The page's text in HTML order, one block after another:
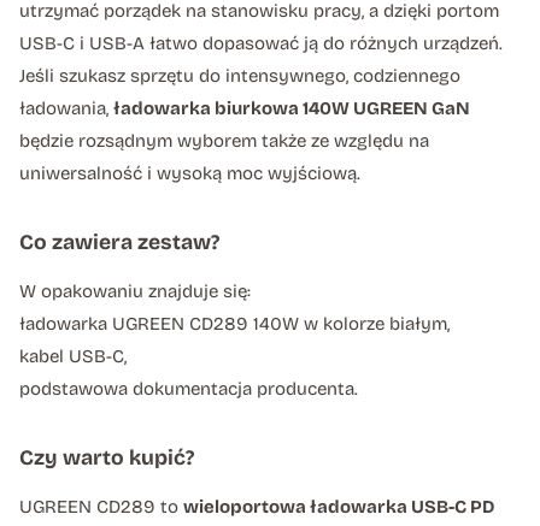
utrzymać porządek na stanowisku pracy, a dzięki portom
USB-C i USB-A łatwo dopasować ją do różnych urządzeń.
Jeśli szukasz sprzętu do intensywnego, codziennego
ładowania, ładowarka biurkowa 140W UGREEN GaN
będzie rozsądnym wyborem także ze względu na
uniwersalność i wysoką moc wyjściową.
Co zawiera zestaw?
W opakowaniu znajduje się:
ładowarka UGREEN CD289 140W w kolorze białym,
kabel USB-C,
podstawowa dokumentacja producenta.
Czy warto kupić?
UGREEN CD289 to wieloportowa ładowarka USB-C PD